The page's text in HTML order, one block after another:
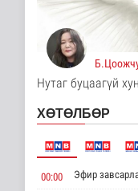
3
3
шинэ
3
Нутаг буцаагүй
ХӨТӨЛБӨР
00:00 Эфир